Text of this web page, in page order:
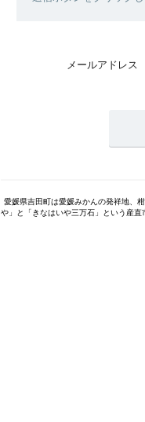
メールアドレス
愛媛県吉田町は愛媛みかんの発祥地、
や」と「きなはいや三万石」という産